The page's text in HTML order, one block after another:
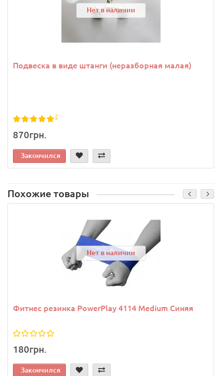
Нет в наличии
Подвеска в виде штанги (неразборная малая)
2
870грн.
Закончился
Похожие товары
Нет в наличии
Фитнес резинка PowerPlay 4114 Medium Синяя
180грн.
Закончился